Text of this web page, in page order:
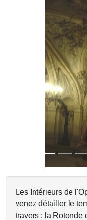
Previous
Les Intérieurs de
venez détailler le
travers : la Rotonde